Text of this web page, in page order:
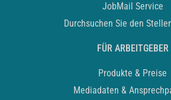
JobMail Service
Durchsuchen Sie den
FÜR ARBEITGEBER
Produkte & Preise
Mediadaten &